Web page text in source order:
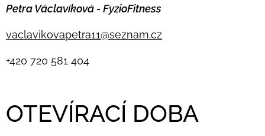
Petra Václavíková - FyzioFitness
vaclavikovapetra11@seznam.cz
+420 720 581 404
OTEVÍRACÍ DOBA